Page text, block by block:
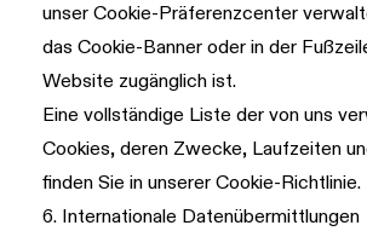
unser Cookie-Präferenzcenter
das Cookie-Banner oder in der
Website zugänglich ist.
Eine vollständige Liste der von uns
Cookies, deren Zwecke, Laufzeiten
finden Sie in unsererCookie-Richtlinie.
6. Internationale Datenübermittlungen